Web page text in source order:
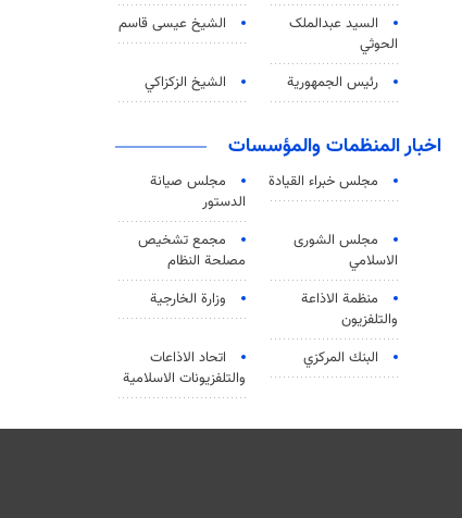
السید عبدالملک
الحوثي
الشيخ عيسى قاسم
رئيس الجمهورية الشيخ الزكزاكي
اخبار المنظمات والمؤسسات
مجلس خبراء القيادة
مجلس صيانة
الدستور
مجلس الشورى
الاسلامي
مجمع تشخيص
مصلحة النظام
منظمة الاذاعة
والتلفزیون
وزارة الخارجية
البنك المركزي
اتحاد الاذاعات
والتلفزيونات الاسلامية